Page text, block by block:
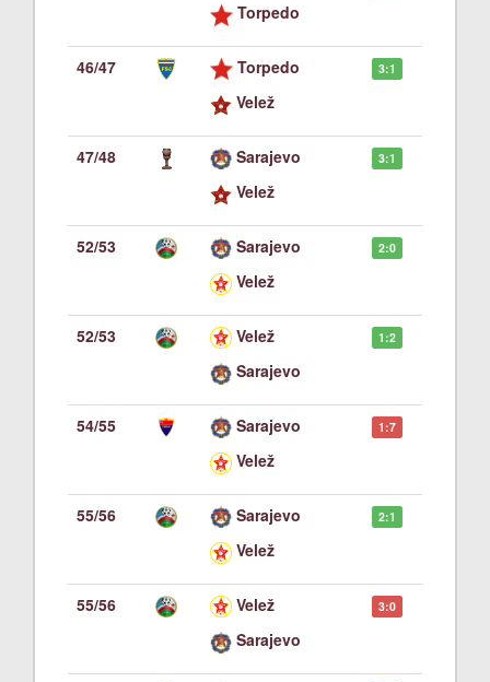
Torpedo
46/47
Torpedo
Velež
3:1
47/48
Sarajevo
Velež
3:1
52/53
Sarajevo
Velež
2:0
52/53
Velež
Sarajevo
1:2
54/55
Sarajevo
Velež
1:7
55/56
Sarajevo
Velež
2:1
55/56
Velež
Sarajevo
3:0